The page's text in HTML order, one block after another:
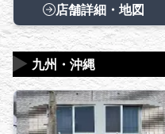
店舗詳細・地図
九州・沖縄
▶